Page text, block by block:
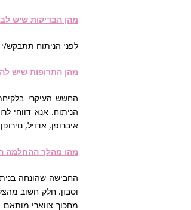
מהן הבדיקות שיש
לפני הניתוח תתבקש/י לבצע בדיקות דם ומעל גיל
מהן התרופות שיש
החשש העיקרי
איברופן, אדויל,
מהו מהלך ההחלמה
וסבון. חלק חשוב